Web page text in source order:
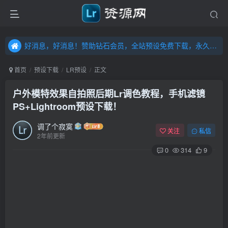
好消息，好消息！赞助钻石会员，全站预设免费下载，永久钻石会员，”送“万元超值资源，内容丰富，容量高达20T，不断更新！点击进入……
好消息，好消息！赞助钻石会员，全站预设免费下载，永久钻石会员，”送“万元超值资源，内容丰富，容量高达20T，不断更新！点击进入……
首页 预设下载 LR预设 正文
户外模特效果自拍照后期Lr调色教程，手机滤镜
PS+Lightroom预设下载！
调了个寂寞
2年前更新
关注 私信
0 314 9